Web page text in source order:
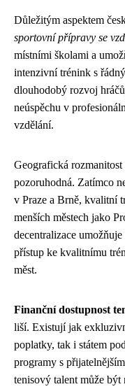
Důležitým aspektem
sportovní přípravy se
místními školami a
intenzivní trénink s
dlouhodobý rozvoj
neúspěchu v
vzdělání.
Geografická
pozoruhodná. Zatímco
v Praze a Brně, kvalitní
menších městech jako
decentralizace
přístup ke kvalitnímu
měst.
Finanční dostupnost
liší. Existují jak
poplatky, tak i státem
programy s
tenisový talent může